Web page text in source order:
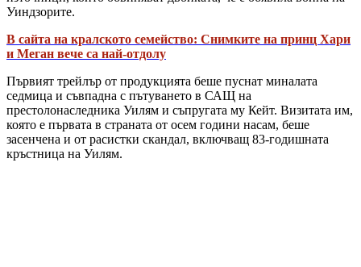
Уиндзорите.
В сайта на кралското семейство: Снимките на принц Хари
и Меган вече са най-отдолу
Първият трейлър от продукцията беше пуснат миналата
седмица и съвпадна с пътуването в САЩ на
престолонаследника Уилям и съпругата му Кейт. Визитата им,
която е първата в страната от осем години насам, беше
засенчена и от расистки скандал, включващ 83-годишната
кръстница на Уилям.